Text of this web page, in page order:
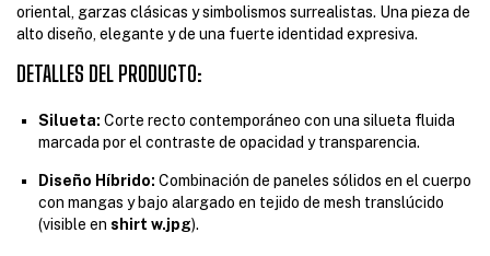
oriental, garzas clásicas y simbolismos surrealistas. Una pieza de
alto diseño, elegante y de una fuerte identidad expresiva.
DETALLES DEL PRODUCTO:
Silueta: Corte recto contemporáneo con una silueta fluida
marcada por el contraste de opacidad y transparencia.
Diseño Híbrido: Combinación de paneles sólidos en el cuerpo
con mangas y bajo alargado en tejido de mesh translúcido
(visible en shirt w.jpg).